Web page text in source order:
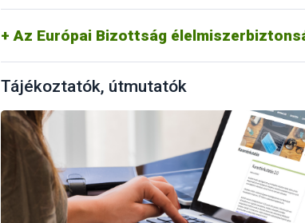
Az Európai Bizottság
Tájékoztatók, útmutatók